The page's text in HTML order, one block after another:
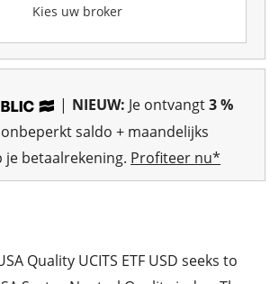
Kies uw broker
| NIEUW: Je ontvangt3 %
saldo + maandelijks
je betaalrekening. Profiteer nu*
Quality UCITS ETF USD seeks to